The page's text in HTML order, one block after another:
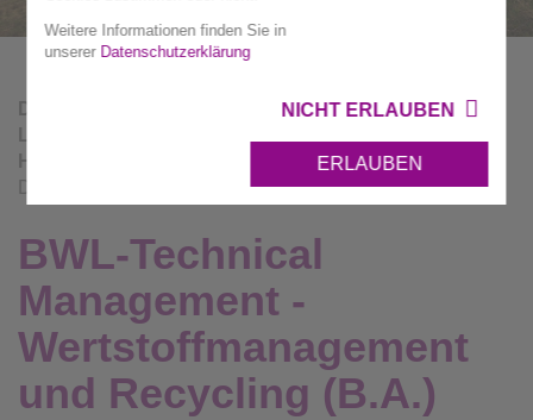
Weitere Informationen finden Sie in
unserer Datenschutzerklärung
NICHT ERLAUBEN
ERLAUBEN
Die Abfallverwertungsgesellschaft des Landkreises
Hochschule in Heilbronn
und bietet ab Oktober 2027 ein
Duales Studium in folgendem Bereich an:
BWL-Technical
Management -
Wertstoffmanagement
und Recycling (B.A.)